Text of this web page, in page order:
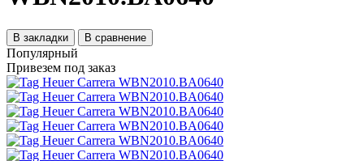
В закладки В сравнение
Популярный
Привезем под заказ